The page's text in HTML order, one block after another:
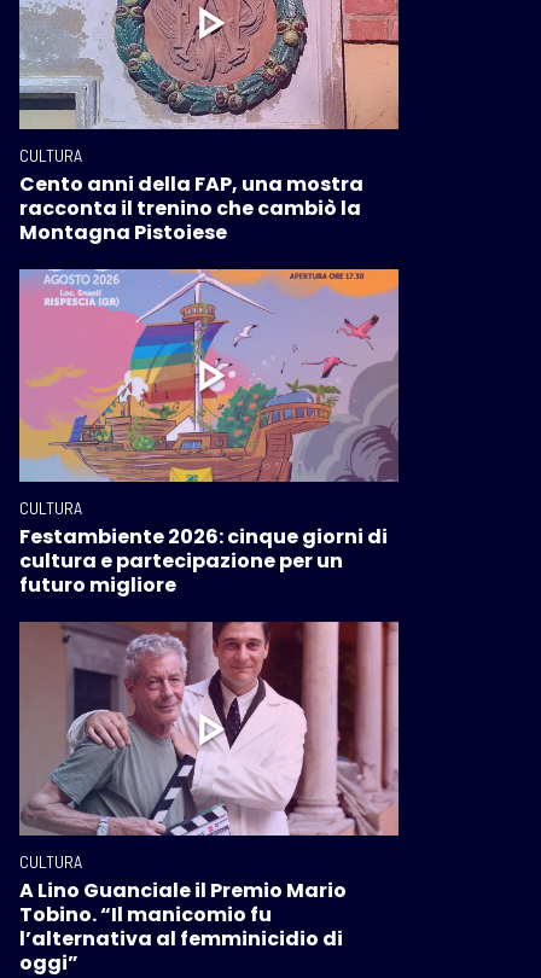
CULTURA
Cento anni della FAP, una mostra
racconta il trenino che cambiò la
Montagna Pistoiese
CULTURA
Festambiente 2026: cinque giorni di
cultura e partecipazione per un
futuro migliore
CULTURA
A Lino Guanciale il Premio Mario
Tobino. “Il manicomio fu
l’alternativa al femminicidio di
oggi”